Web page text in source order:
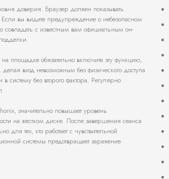
доверия. Браузер должен показывать
вы видите предупреждение о небезопасном
совпадать с известным вам официальным он-
площадке обязательно включите эту функцию,
вход невозможным без физического доступа
без второго фактора. Регулярно
значительно повышает уровень
на жестком диске. После завершения сеанса
для тех, кто работает с чувствительной
системы предотвращает заражение